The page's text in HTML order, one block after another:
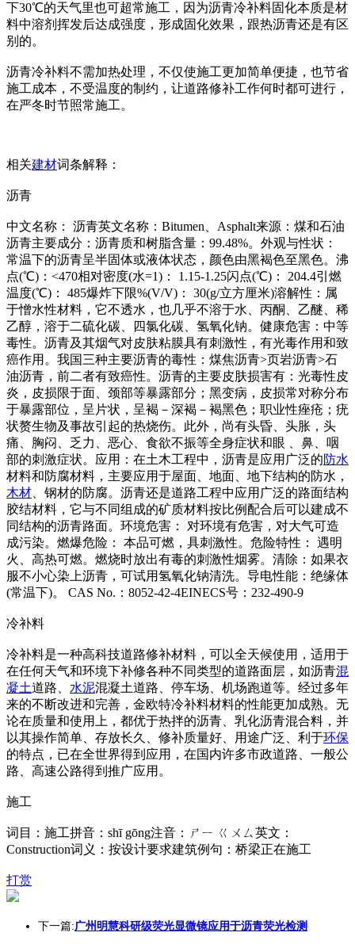
下30℃的天气里也可超常施工，因为沥青冷补料固化本质是材
料中溶剂挥发后达成强度，形成固化效果，跟热沥青还是有区
别的。
沥青冷补料不需加热处理，不仅使施工更加简单便捷，也节省
施工成本，不受温度的制约，让道路修补工作何时都可进行，
在严冬时节照常施工。
相关建材词条解释：
沥青
中文名称： 沥青英文名称：Bitumen、Asphalt来源：煤和石油
沥青主要成分：沥青质和树脂含量：99.48%。外观与性状：
常温下的沥青呈半固体或液体状态，颜色由黑褐色至黑色。沸
点(℃)：<470相对密度(水=1)： 1.15-1.25闪点(℃)： 204.4引燃
温度(℃)： 485爆炸下限%(V/V)： 30(g/立方厘米)溶解性：属
于憎水性材料，它不透水，也几乎不溶于水、丙酮、乙醚、稀
乙醇，溶于二硫化碳、四氯化碳、氢氧化钠。健康危害：中等
毒性。沥青及其烟气对皮肤粘膜具有刺激性，有光毒作用和致
癌作用。我国三种主要沥青的毒性：煤焦沥青>页岩沥青>石
油沥青，前二者有致癌性。沥青的主要皮肤损害有：光毒性皮
炎，皮损限于面、颈部等暴露部分；黑变病，皮损常对称分布
于暴露部位，呈片状，呈褐－深褐－褐黑色；职业性痤疮；疣
状赘生物及事故引起的热烧伤。此外，尚有头昏、头胀，头
痛、胸闷、乏力、恶心、食欲不振等全身症状和眼 、鼻、咽
部的刺激症状。应用：在土木工程中，沥青是应用广泛的防水
材料和防腐材料，主要应用于屋面、地面、地下结构的防水，
木材 、钢材的防腐。沥青还是道路工程中应用广泛的路面结构
胶结材料，它与不同组成的矿质材料按比例配合后可以建成不
同结构的沥青路面。环境危害： 对环境有危害，对大气可造
成污染。燃爆危险： 本品可燃，具刺激性。危险特性： 遇明
火、高热可燃。燃烧时放出有毒的刺激性烟雾。清除：如果衣
服不小心染上沥青，可试用氢氧化钠清洗。导电性能：绝缘体
(常温下)。 CAS No.：8052-42-4EINECS号：232-490-9
冷补料
冷补料是一种高科技道路修补材料，可以全天候使用，适用于
在任何天气和环境下补修各种不同类型的道路面层，如沥青混
凝土道路、 水泥混凝土道路、停车场、机场跑道等。经过多年
来的不断改进和完善，金欧特冷补料材料的性能更加成熟。无
论在质量和使用上，都优于热拌的沥青、乳化沥青混合料，并
以其操作简单、存放长久、修补质量好、用途广泛、利于环保
的特点，已在全世界得到应用，在国内许多市政道路、一般公
路、高速公路得到推广应用。
施工
词目：施工拼音：shī gōng注音：ㄕㄧ ㄍㄨㄙ英文：
Construction词义：按设计要求建筑例句：桥梁正在施工
打赏
下一篇:广州明慧科研级荧光显微镜应用于沥青荧光检测